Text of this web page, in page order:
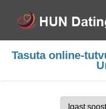
Tasuta online-